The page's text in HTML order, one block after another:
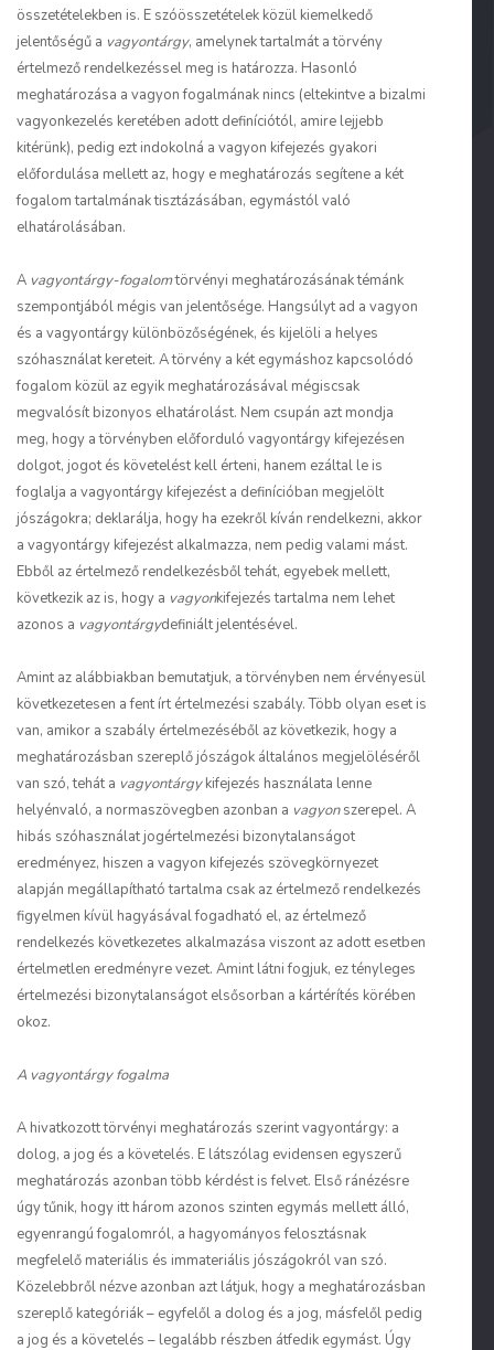
összetételekben is. E szóösszetételek közül kiemelkedő
jelentőségű a vagyontárgy, amelynek tartalmát a törvény
értelmező rendelkezéssel meg is határozza. Hasonló
meghatározása a vagyon fogalmának nincs (eltekintve a bizalmi
vagyonkezelés keretében adott definíciótól, amire lejjebb
kitérünk), pedig ezt indokolná a vagyon kifejezés gyakori
előfordulása mellett az, hogy e meghatározás segítene a két
fogalom tartalmának tisztázásában, egymástól való
elhatárolásában.
A vagyontárgy-fogalomtörvényi meghatározásának témánk
szempontjából mégis van jelentősége. Hangsúlyt ad a vagyon
és a vagyontárgy különbözőségének, és kijelöli a helyes
szóhasználat kereteit. A törvény a két egymáshoz kapcsolódó
fogalom közül az egyik meghatározásával mégiscsak
megvalósít bizonyos elhatárolást. Nem csupán azt mondja
meg, hogy a törvényben előforduló vagyontárgy kifejezésen
dolgot, jogot és követelést kell érteni, hanem ezáltal le is
foglalja a vagyontárgy kifejezést a definícióban megjelölt
jószágokra; deklarálja, hogy ha ezekről kíván rendelkezni, akkor
a vagyontárgy kifejezést alkalmazza, nem pedig valami mást.
Ebből az értelmező rendelkezésből tehát, egyebek mellett,
következik az is, hogy a vagyonkifejezés tartalma nem lehet
azonos a vagyontárgydefiniált jelentésével.
Amint az alábbiakban bemutatjuk, a törvényben nem érvényesül
következetesen a fent írt értelmezési szabály. Több olyan eset is
van, amikor a szabály értelmezéséből az következik, hogy a
meghatározásban szereplő jószágok általános megjelöléséről
van szó, tehát a vagyontárgykifejezés használata lenne
helyénvaló, a normaszövegben azonban a vagyonszerepel. A
hibás szóhasználat jogértelmezési bizonytalanságot
eredményez, hiszen a vagyon kifejezés szövegkörnyezet
alapján megállapítható tartalma csak az értelmező rendelkezés
figyelmen kívül hagyásával fogadható el, az értelmező
rendelkezés következetes alkalmazása viszont az adott esetben
értelmetlen eredményre vezet. Amint látni fogjuk, ez tényleges
értelmezési bizonytalanságot elsősorban a kártérítés körében
okoz.
A vagyontárgy fogalma
A hivatkozott törvényi meghatározás szerint vagyontárgy: a
dolog, a jog és a követelés. E látszólag evidensen egyszerű
meghatározás azonban több kérdést is felvet. Első ránézésre
úgy tűnik, hogy itt három azonos szinten egymás mellett álló,
egyenrangú fogalomról, a hagyományos felosztásnak
megfelelő materiális és immateriális jószágokról van szó.
Közelebbről nézve azonban azt látjuk, hogy a meghatározásban
szereplő kategóriák – egyfelől a dolog és a jog, másfelől pedig
a jog és a követelés – legalább részben átfedik egymást. Úgy